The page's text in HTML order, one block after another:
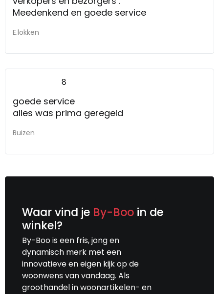
Meedenkend en goede service
E.lokken
8
goede service
alles was prima geregeld
Buizen
Waar vind je By-Boo in de
winkel?
By-Boo is een fris, jong en
dynamisch merk met een
innovatieve en eigen kijk op de
woonwens van vandaag. Als
groothandel in woonartikelen- en